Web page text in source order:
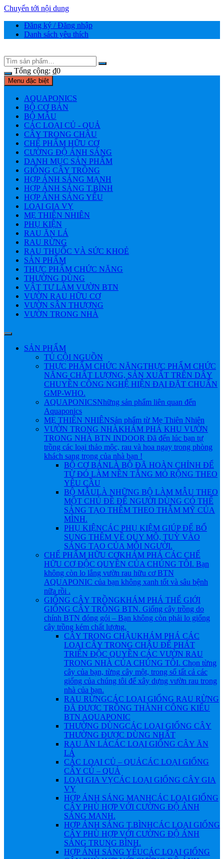
Chuyển tới nội dung
Đăng ký / Đăng nhập
Danh sách yêu thích
Tổng cộng: ₫0
Menu đặc biệt
AQUAPONICS
BỘ CƠ BẢN
BỘ MẪU
CÁC LOẠI CỦ - QUẢ
CÂY TRONG CHẬU
CHẾ PHẨM HỮU CƠ
CƯỜNG ĐỘ ÁNH SÁNG
DANH MỤC SẢN PHẨM
GIỐNG CÂY TRỒNG
HỢP ÁNH SÁNG MẠNH
HỢP ÁNH SÁNG T.BÌNH
HỢP ÁNH SÁNG YẾU
LOẠI GIA VỴ
MẸ THIÊN NHIÊN
PHỤ KIỆN
RAU ĂN LÁ
RAU RỪNG
RAU THUỐC VÀ SỨC KHOẺ
SẢN PHẨM
THỰC PHẨM CHỨC NĂNG
THƯỜNG DÙNG
VẬT TƯ LÀM VƯỜN BTN
VƯỜN RAU HỮU CƠ
VƯỜN SÂN THƯỢNG
VƯỜN TRONG NHÀ
SẢN PHẨM
TỦ CỘI NGUỒN
THỰC PHẨM CHỨC NĂNGTHỰC PHẨM CHỨC
NĂNG CHẤT LƯỢNG, SẢN XUẤT TRÊN DÂY
CHUYỀN CÔNG NGHỆ HIỆN ĐẠI ĐẶT CHUẨN
GMP-WHO.
AQUAPONICSNhững sản phẩm liên quan đến
Aquaponics
MẸ THIÊN NHIÊNSản phẩm từ Mẹ Thiên Nhiên
VƯỜN TRONG NHÀKHÁM PHÁ KHU VƯỜN
TRONG NHÀ BTN INDOOR Đã đến lúc bạn tự
trồng các loại thảo mộc, rau và hoa ngay trong phòng
khách sang trọng của nhà bạn !
BỘ CƠ BẢNLÀ BỘ ĐÃ HOÀN CHỈNH ĐỂ
TỪ ĐÓ LÀM NỀN TẲNG MỎ RỘNG THEO
YÊU CẦU
BỘ MẪULÀ NHỮNG BỘ LÀM MẪU THEO
MỘT CHỦ ĐỀ ĐỂ NGƯỜI DÙNG CÓ THỂ
SÁNG TẠO THÊM THEO THẪM MỸ CỦA
MÌNH.
PHỤ KIỆNCÁC PHỤ KIỆM GIÚP ĐỂ BỔ
SUNG THÊM VỀ QUY MÔ, TUỲ VÀO
SÁNG TẠO CỦA MỖI NGƯỜI.
CHẾ PHẨM HỮU CƠKHÁM PHÁ CÁC CHẾ
HỮU CƠ ĐỘC QUYỀN CỦA CHÚNG TÔI. Bạn
không còn lo lắng vườn rau hữu cơ BTN
AQUAPONIC của bạn không xanh tốt và sâu bệnh
nữa rồi .
GIỐNG CÂY TRỒNGKHÁM PHÁ THẾ GIỚI
GIỐNG CÂY TRỒNG BTN. Giống cây trồng do
chính BTN đóng gói – Bạn không còn phải lo giống
cây trồng kém chất lượng.
CÂY TRONG CHẬUKHÁM PHÁ CÁC
LOẠI CÂY TRONG CHẬU ĐỂ PHÁT
TRIỂN ĐỘC QUYỀN CÁC VƯỜN RAU
TRONG NHÀ CỦA CHÚNG TÔI. Chọn từng
cây của bạn, từng cây một, trong số tất cả các
giống của chúng tôi để xây dựng vườn rau trong
nhà của bạn.
RAU RỪNGCÁC LOẠI GIỐNG RAU RỪNG
ĐÃ ĐƯỢC TRỒNG THÀNH CÔNG KIỂU
BTN AQUAPONIC
THƯỜNG DÙNGCÁC LOẠI GIỐNG CÂY
THƯỜNG ĐƯỢC DÙNG NHẤT
RAU ĂN LÁCÁC LOẠI GIỐNG CÂY ĂN
LÁ
CÁC LOẠI CỦ – QUẢCÁC LOẠI GIỐNG
CÂY CỦ – QUẢ
LOẠI GIA VỴCÁC LOẠI GIỐNG CÂY GIA
VỴ
HỢP ÁNH SÁNG MẠNHCÁC LOẠI GIỐNG
CÂY PHÙ HỢP VỚI CƯỜNG ĐỘ ÁNH
SÁNG MẠNH.
HỢP ÁNH SÁNG T.BÌNHCÁC LOẠI GIỐNG
CÂY PHÙ HỢP VỚI CƯỜNG ĐỘ ÁNH
SÁNG TRUNG BÌNH.
HỢP ÁNH SÁNG YẾUCÁC LOẠI GIỐNG